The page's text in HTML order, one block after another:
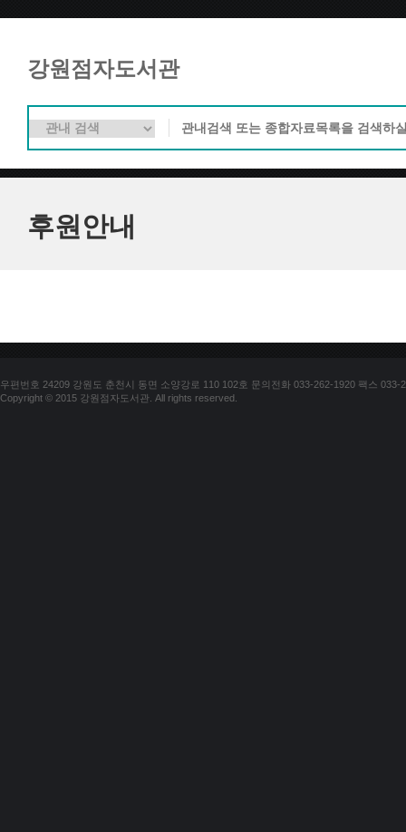
강원점자도서관
후원안내
우편번호 24209 강원도 춘천시 동면 소양강로 110 102호 문의전화 033-262-1920 팩스 033-
Copyright © 2015 강원점자도서관. All rights reserved.